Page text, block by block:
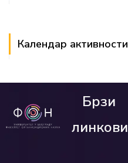
Календар активности
Брзи
линкови